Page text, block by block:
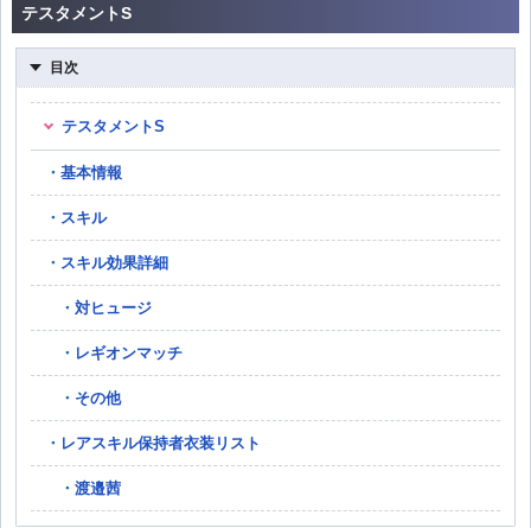
テスタメントS
目次
テスタメントS
基本情報
スキル
スキル効果詳細
対ヒュージ
レギオンマッチ
その他
レアスキル保持者衣装リスト
渡邉茜